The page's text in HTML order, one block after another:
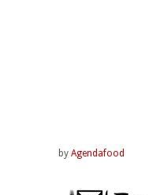
by Agendafood